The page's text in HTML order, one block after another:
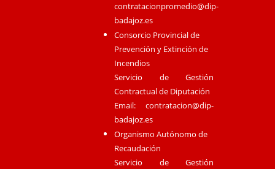
contratacionpromedio@dip-
badajoz.es
Consorcio Provincial de
Prevención y Extinción de
Incendios
Servicio de Gestión
Contractual de Diputación
Email:contratacion@dip-
badajoz.es
Organismo Autónomo de
Recaudación
Servicio de Gestión